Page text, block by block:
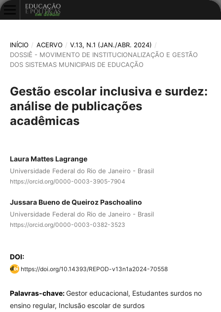
INÍCIO / ACERVO / V.13, N.1 (JAN./ABR. 2024) /
DOSSIÊ - MOVIMENTO DE INSTITUCIONALIZAÇÃO E GESTÃO
DOS SISTEMAS MUNICIPAIS DE EDUCAÇÃO
Gestão escolar inclusiva e surdez:
análise de publicações
acadêmicas
Laura Mattes Lagrange
Universidade Federal do Rio de Janeiro - Brasil
https://orcid.org/0000-0003-3905-7904
Jussara Bueno de Queiroz Paschoalino
Universidade Federal do Rio de Janeiro - Brasil
https://orcid.org/0000-0003-0382-3523
DOI:
https://doi.org/10.14393/REPOD-v13n1a2024-70558
Palavras-chave:Gestor educacional, Estudantes surdos no
ensino regular, Inclusão escolar de surdos